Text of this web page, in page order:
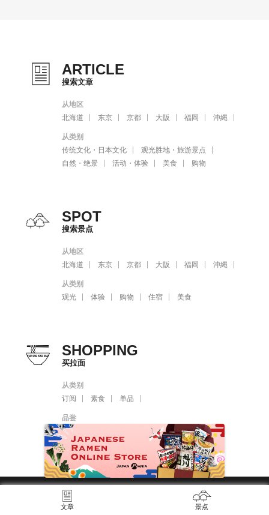
ARTICLE
搜索文章
从地区
北海道
东京 京都 大阪 福岡 沖縄
从类别
传统文化・日本文化
观光胜地・旅游景点
自然・绝景
活动・体验 美食 购物
SPOT
搜索景点
从地区
北海道
东京 京都 大阪 福岡 沖縄
从类别
观光
体验 购物 住宿 美食
SHOPPING
买拉面
从类别
订阅
素食 单品
品尝
豚骨
盐 其他的
文章 景点